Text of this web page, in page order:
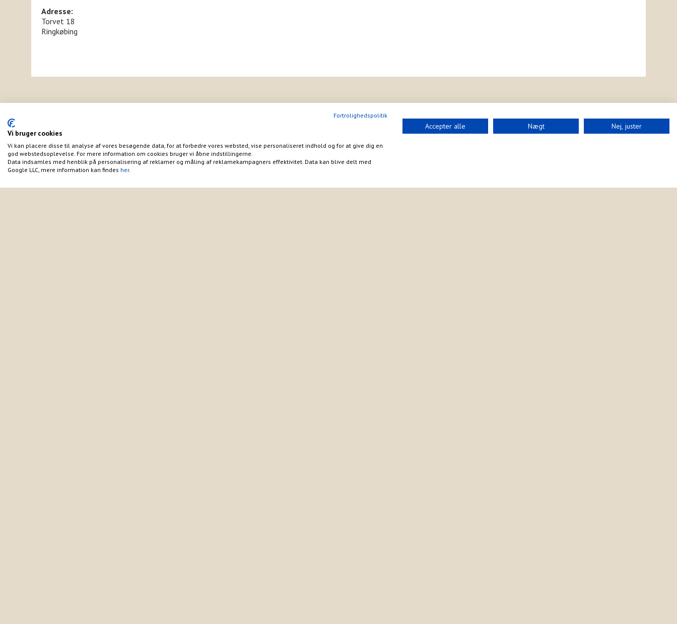
Fortrolighedspolitik
Vi bruger cookies
Vi kan placere disse til analyse af vores besøgende data, for at forbedre vores websted, vise personaliseret indhold og for at give dig en
god webstedsoplevelse. For mere information om cookies bruger vi åbne indstillingerne.
Data indsamles med henblik på personalisering af reklamer og måling af reklamekampagners effektivitet. Data kan blive delt med
Google LLC, mere information kan findes her.
Accepter alle Nægt Nej, juster
Adresse:
Torvet 18
Ringkøbing